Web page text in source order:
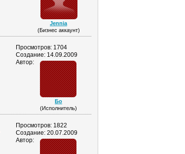
Jennia
(Бизнес аккаунт)
Просмотров: 1704
Создание: 14.09.2009
Автор:
Бо
(Исполнитель)
Просмотров: 1822
Создание: 20.07.2009
Автор: